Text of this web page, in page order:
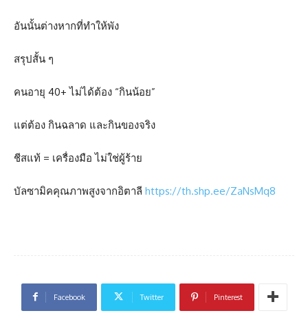
อันนั้นต่างหากที่ทำให้พัง
สรุปสั้น ๆ
คนอายุ 40+ ไม่ได้ต้อง “กินน้อย”
แต่ต้อง กินฉลาด และกินของจริง
ชีสแท้ = เครื่องมือ ไม่ใช่ผู้ร้าย
บัลซามิคคุณภาพสูงจากอิตาลี https://th.shp.ee/ZaNsMq8
Facebook Twitter Pinterest